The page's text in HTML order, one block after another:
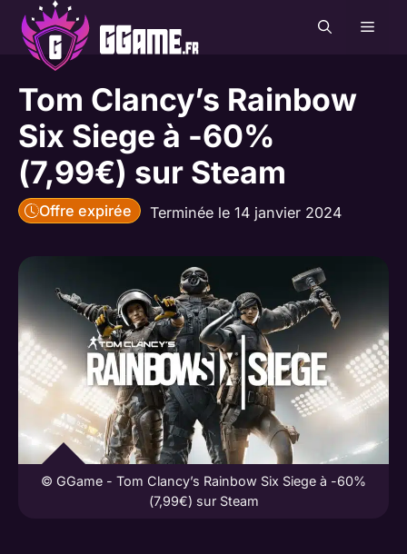
Aller
contenu
Tom Clancy’s Rainbow
Six Siege à -60%
(7,99€) sur Steam
Offre expirée Terminée le 14 janvier 2024
© GGame - Tom Clancy’s Rainbow Six Siege à -60%
(7,99€) sur Steam